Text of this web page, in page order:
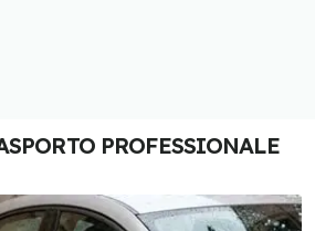
PROFESSIONALE